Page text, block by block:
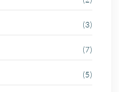
(3)
(7)
(5)